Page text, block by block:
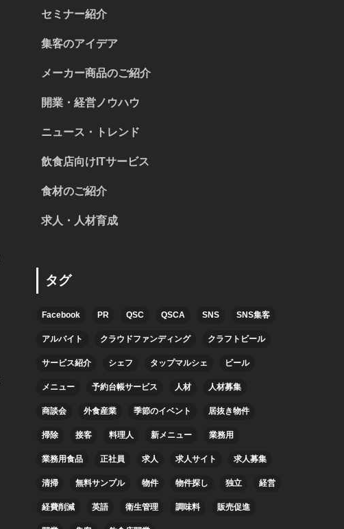
セミナー紹介
集客のアイデア
メーカー商品のご紹介
開業・経営ノウハウ
ニュース・トレンド
飲食店向けITサービス
食材のご紹介
求人・人材育成
タグ
Facebook PR QSC QSCA SNS SNS集客
アルバイト クラウドファンディング クラフトビール
サービス紹介 シェフ タップマルシェ ビール
メニュー 予約台帳サービス 人材 人材募集
商談会 外食産業 季節のイベント 居抜き物件
掃除 接客 料理人 新メニュー 業務用
業務用食品 正社員 求人 求人サイト 求人募集
清掃 無料サンプル 物件 物件探し 独立 経営
経費削減 英語 衛生管理 調味料 販売促進